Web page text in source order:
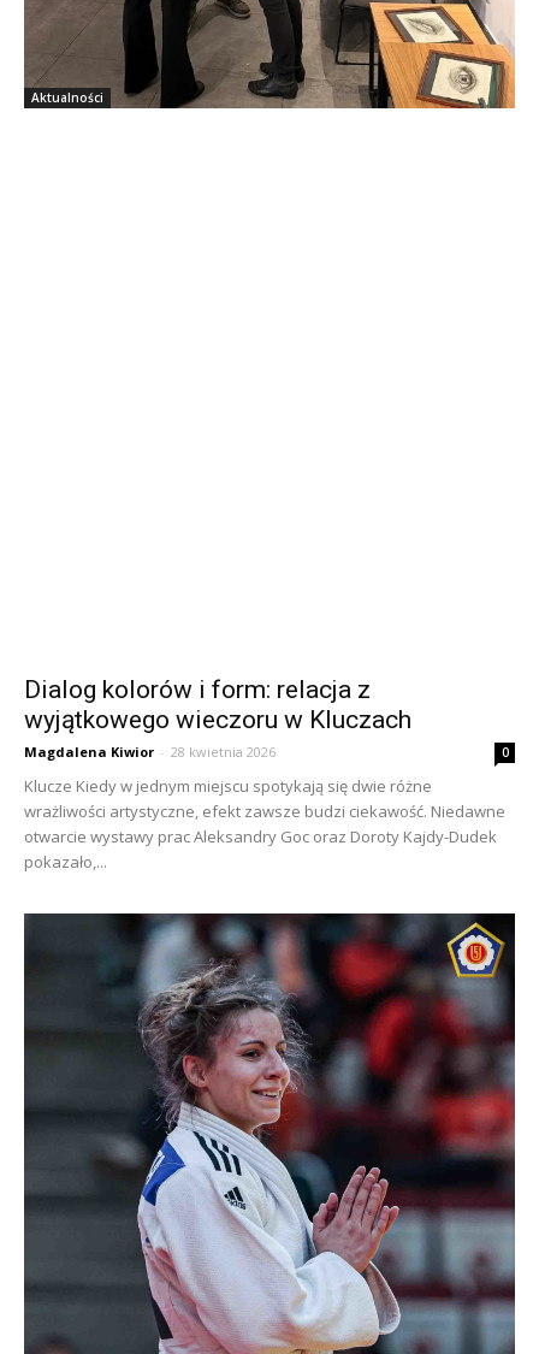
Aktualności
Dialog kolorów i form: relacja z
wyjątkowego wieczoru w Kluczach
Magdalena Kiwior - 28 kwietnia 2026 0
Klucze Kiedy w jednym miejscu spotykają się dwie różne
wrażliwości artystyczne, efekt zawsze budzi ciekawość. Niedawne
otwarcie wystawy prac Aleksandry Goc oraz Doroty Kajdy-Dudek
pokazało,...